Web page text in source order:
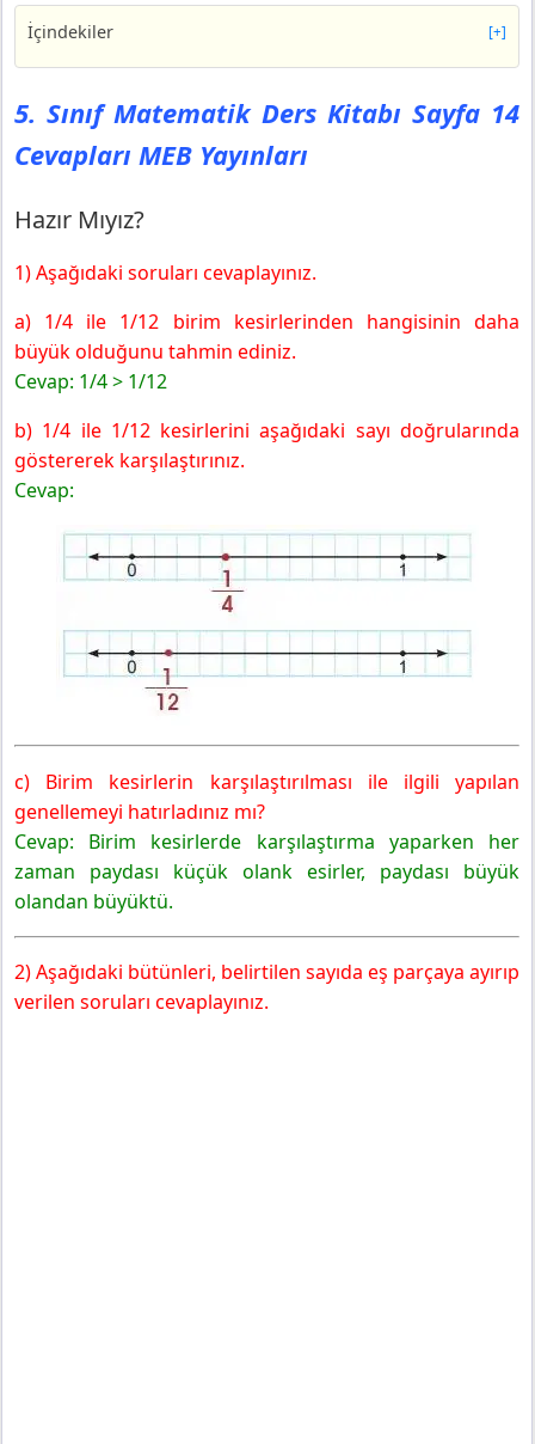
İçindekiler [+]
5. Sınıf Matematik Ders Kitabı Sayfa 14 Cevapları MEB
Yayınları
Hazır Mıyız?
5. Sınıf Matematik Ders Kitabı Sayfa 15 Cevapları MEB
Başlayalım
Yayınları
5. Sınıf Matematik Ders Kitabı Sayfa 14
Cevapları MEB Yayınları
Hazır Mıyız?
1) Aşağıdaki soruları cevaplayınız.
a) 1/4 ile 1/12 birim kesirlerinden hangisinin daha
büyük olduğunu tahmin ediniz.
Cevap: 1/4 > 1/12
b) 1/4 ile 1/12 kesirlerini aşağıdaki sayı doğrularında
göstererek karşılaştırınız.
Cevap:
c) Birim kesirlerin karşılaştırılması ile ilgili yapılan
genellemeyi hatırladınız mı?
Cevap: Birim kesirlerde karşılaştırma yaparken her
zaman paydası küçük olank esirler, paydası büyük
olandan büyüktü.
2) Aşağıdaki bütünleri, belirtilen sayıda eş parçaya ayırıp
verilen soruları cevaplayınız.